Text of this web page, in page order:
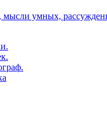
мысли умных,